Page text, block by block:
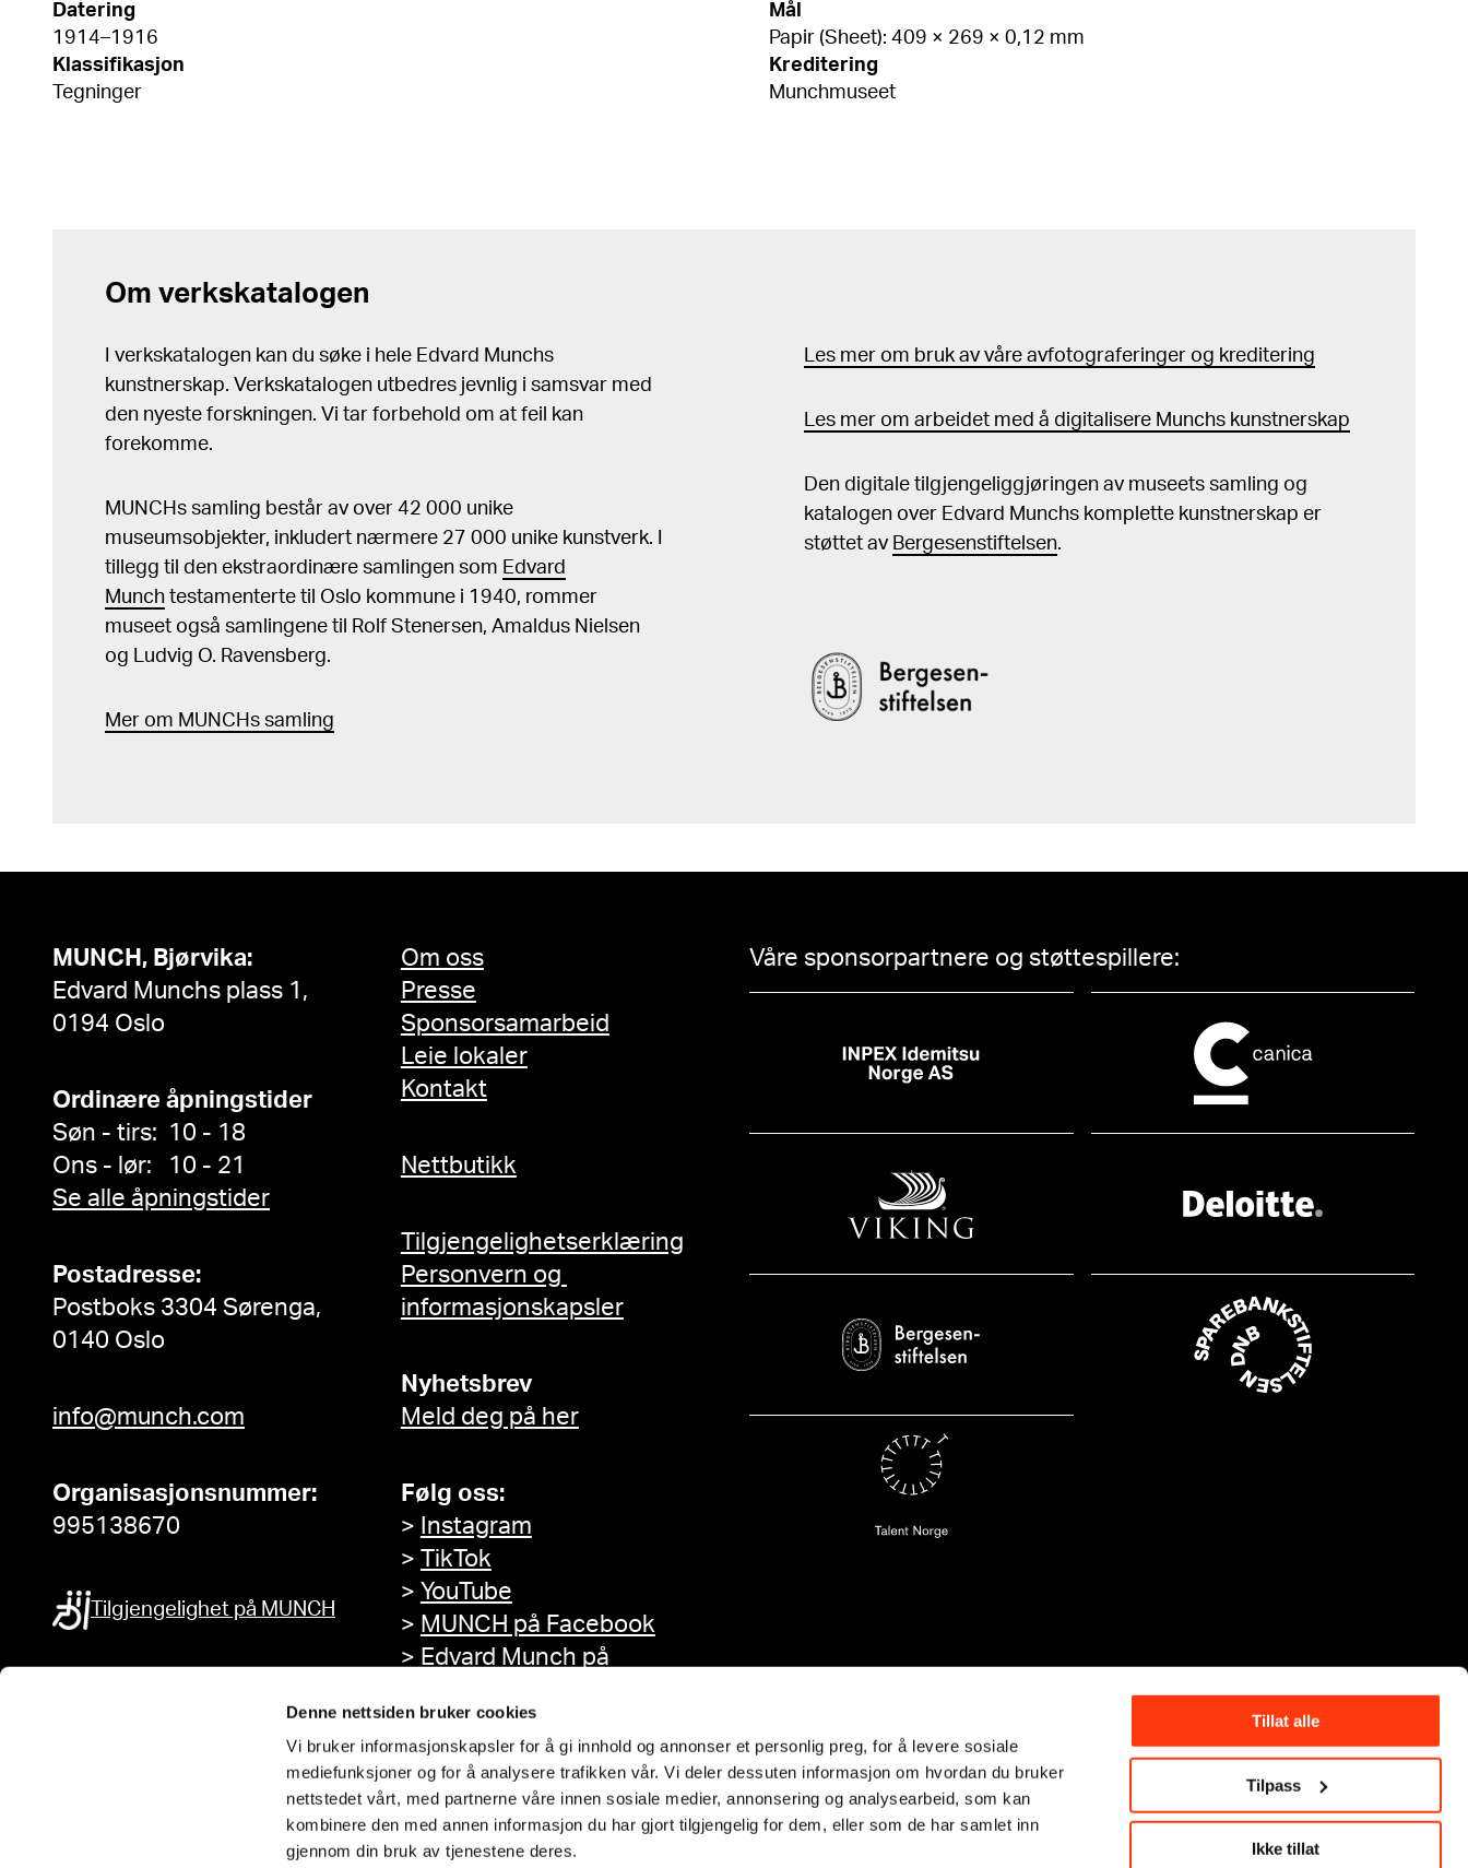
Denne nettsiden bruker cookies
Vi bruker informasjonskapsler for å gi innhold og annonser et personlig preg, for å levere sosiale
mediefunksjoner og for å analysere trafikken vår. Vi deler dessuten informasjon om hvordan du bruker
nettstedet vårt, med partnerne våre innen sosiale medier, annonsering og analysearbeid, som kan
kombinere den med annen informasjon du har gjort tilgjengelig for dem, eller som de har samlet inn
gjennom din bruk av tjenestene deres.
Tillat alle
Tilpass
Ikke tillat
Datering
1914–1916
Klassifikasjon
Tegninger
Mål
Papir (Sheet): 409 × 269 × 0,12 mm
Kreditering
Munchmuseet
Om verkskatalogen
I verkskatalogen kan du søke i hele Edvard Munchs
kunstnerskap. Verkskatalogen utbedres jevnlig i samsvar med
den nyeste forskningen. Vi tar forbehold om at feil kan
forekomme.
MUNCHs samling består av over 42 000 unike
museumsobjekter, inkludert nærmere 27 000 unike kunstverk. I
tillegg til den ekstraordinære samlingen som Edvard
Munch testamenterte til Oslo kommune i 1940, rommer
museet også samlingene til Rolf Stenersen, Amaldus Nielsen
og Ludvig O. Ravensberg.
Mer om MUNCHs samling
Les mer om bruk av våre avfotograferinger og kreditering
Les mer om arbeidet med å digitalisere Munchs kunstnerskap
Den digitale tilgjengeliggjøringen av museets samling og
katalogen over Edvard Munchs komplette kunstnerskap er
støttet av Bergesenstiftelsen.
MUNCH, Bjørvika:
Edvard Munchs plass 1,
0194 Oslo
Ordinære åpningstider
Søn - tirs: 10 - 18
Ons - lør: 10 - 21
Se alle åpningstider
Postadresse:
Postboks 3304 Sørenga,
0140 Oslo
info@munch.com
Organisasjonsnummer:
995138670
Tilgjengelighet på MUNCH
Om oss
Presse
Sponsorsamarbeid
Leie lokaler
Kontakt
Nettbutikk
Tilgjengelighetserklæring
Personvern og
informasjonskapsler
Nyhetsbrev
Meld deg på her
Følg oss:
> Instagram
> TikTok
> YouTube
> MUNCH på Facebook
> Edvard Munch på
Våre sponsorpartnere og støttespillere: